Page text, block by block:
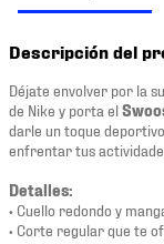
Descripción del
Déjate envolver por la
de Nike y porta el
darle un toque
enfrentar tus
Detalles:
• Cuello redondo y
• Corte regular que te